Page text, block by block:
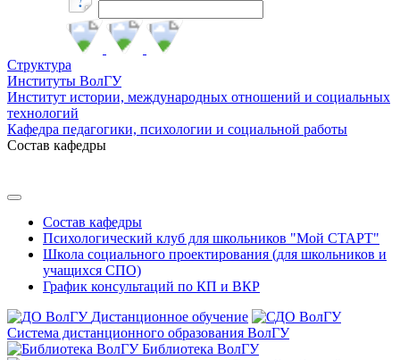
Структура
Институты ВолГУ
Институт истории, международных отношений и социальных
технологий
Кафедра педагогики, психологии и социальной работы
Состав кафедры
Состав кафедры
Психологический клуб для школьников "Мой СТАРТ"
Школа социального проектирования (для школьников и
учащихся СПО)
График консультаций по КП и ВКР
Дистанционное обучение
Система дистанционного образования ВолГУ
Библиотека ВолГУ